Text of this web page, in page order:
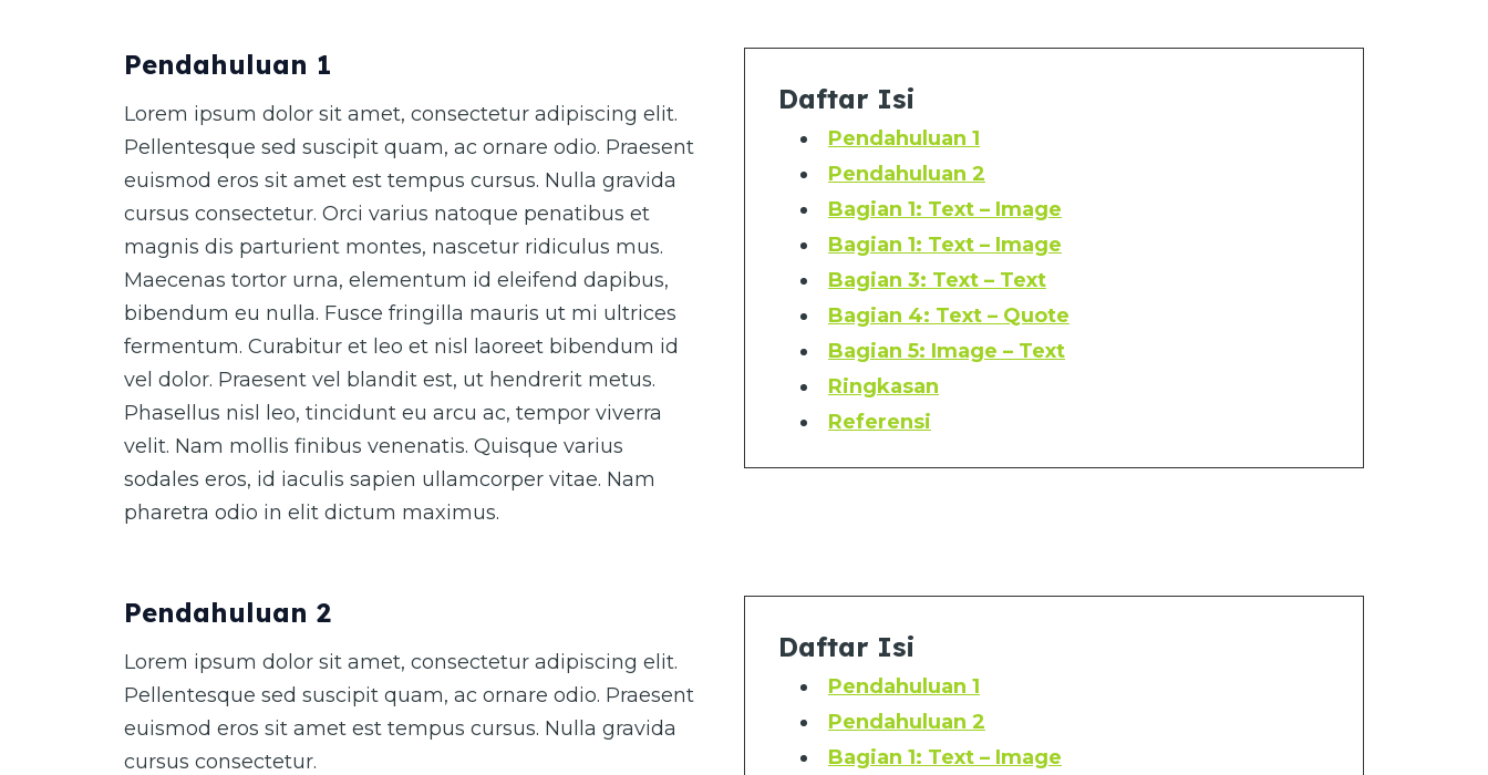
Pendahuluan 1
Lorem ipsum dolor sit amet, consectetur adipiscing elit.
Pellentesque sed suscipit quam, ac ornare odio. Praesent
euismod eros sit amet est tempus cursus. Nulla gravida
cursus consectetur. Orci varius natoque penatibus et
magnis dis parturient montes, nascetur ridiculus mus.
Maecenas tortor urna, elementum id eleifend dapibus,
bibendum eu nulla. Fusce fringilla mauris ut mi ultrices
fermentum. Curabitur et leo et nisl laoreet bibendum id
vel dolor. Praesent vel blandit est, ut hendrerit metus.
Phasellus nisl leo, tincidunt eu arcu ac, tempor viverra
velit. Nam mollis finibus venenatis. Quisque varius
sodales eros, id iaculis sapien ullamcorper vitae. Nam
pharetra odio in elit dictum maximus.
Daftar Isi
Pendahuluan 1
Pendahuluan 2
Bagian 1: Text – Image
Bagian 1: Text – Image
Bagian 3: Text – Text
Bagian 4: Text – Quote
Bagian 5: Image – Text
Ringkasan
Referensi
Pendahuluan 2
Lorem ipsum dolor sit amet, consectetur adipiscing elit.
Pellentesque sed suscipit quam, ac ornare odio. Praesent
euismod eros sit amet est tempus cursus. Nulla gravida
cursus consectetur.
Daftar Isi
Pendahuluan 1
Pendahuluan 2
Bagian 1: Text – Image